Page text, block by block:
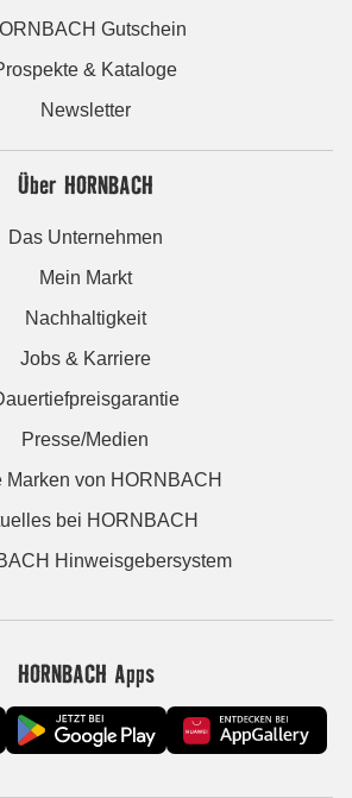
Gutschein
& Kataloge
Newsletter
Über HORNBACH
Das Unternehmen
Mein Markt
Nachhaltigkeit
Jobs & Karriere
Presse/Medien
Marken von HORNBACH
bei HORNBACH
Hinweisgebersystem
HORNBACH Apps